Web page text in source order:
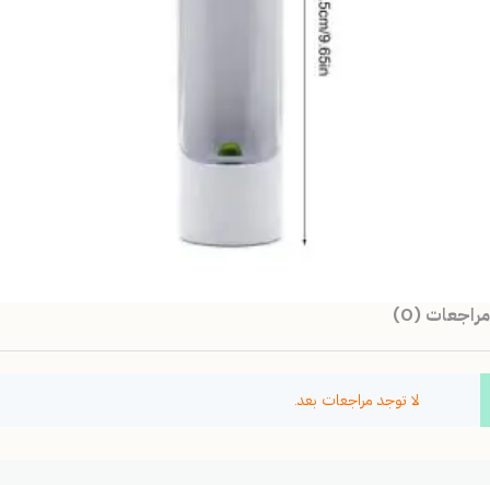
مراجعات (0)
لا توجد مراجعات بعد.